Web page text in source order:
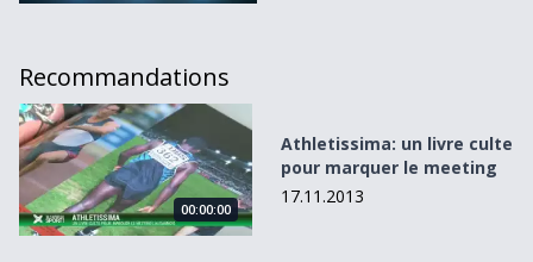
Recommandations
Athletissima: un livre culte pour marquer le meeting
00:00:00
Athletissima: un livre culte
pour marquer le meeting
17.11.2013